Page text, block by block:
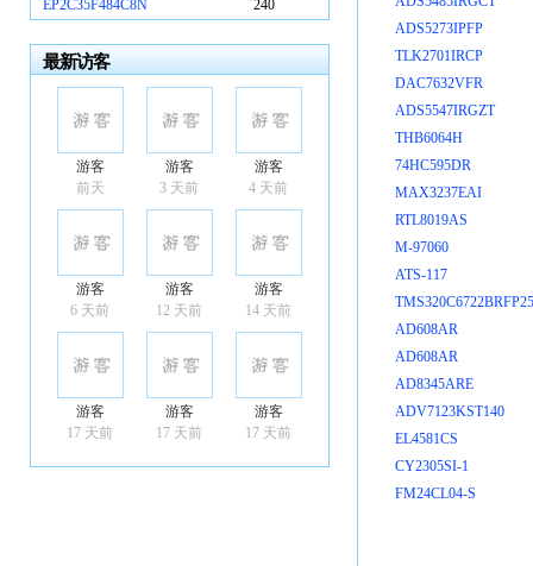
EP2C35F484C8N
240
最新访客
游客
前天
游客
3 天前
游客
4 天前
游客
6 天前
游客
12 天前
游客
14 天前
游客
17 天前
游客
17 天前
游客
17 天前
ADS5273IPFP
TLK2701IRCP
DAC7632VFR
ADS5547IRGZT
THB6064H
74HC595DR
MAX3237EAI
RTL8019AS
M-97060
ATS-117
AD608AR
AD608AR
AD8345ARE
ADV7123KST140
EL4581CS
CY2305SI-1
FM24CL04-S